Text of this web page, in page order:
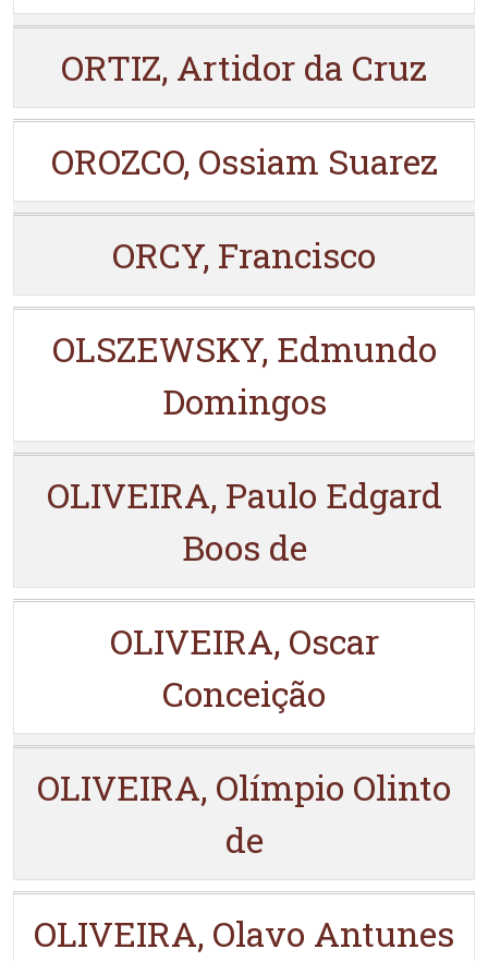
ORTIZ, Artidor da Cruz
OROZCO, Ossiam Suarez
ORCY, Francisco
OLSZEWSKY, Edmundo
Domingos
OLIVEIRA, Paulo Edgard
Boos de
OLIVEIRA, Oscar
Conceição
OLIVEIRA, Olímpio Olinto
de
OLIVEIRA, Olavo Antunes